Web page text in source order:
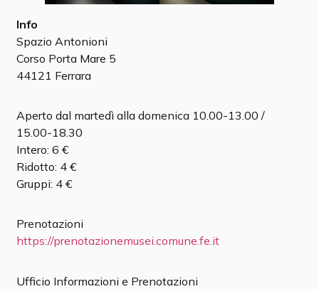
Info
Spazio Antonioni
Corso Porta Mare 5
44121 Ferrara
Aperto dal martedì alla domenica 10.00-13.00 /
15.00-18.30
Intero: 6 €
Ridotto: 4 €
Gruppi: 4 €
Prenotazioni
https://prenotazionemusei.comune.fe.it
Ufficio Informazioni e Prenotazioni